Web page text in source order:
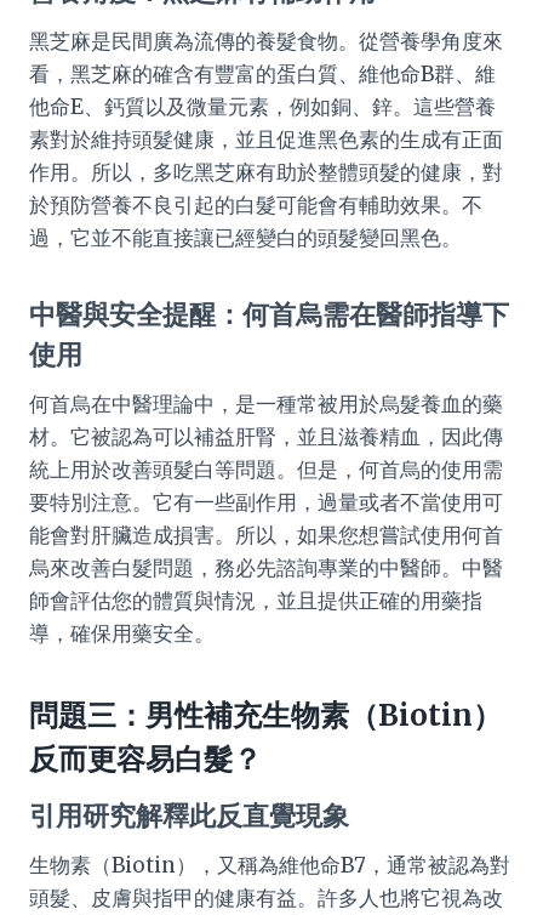
黑芝麻是民間廣為流傳的養髮食物。從營養學角度來
看，黑芝麻的確含有豐富的蛋白質、維他命B群、維
他命E、鈣質以及微量元素，例如銅、鋅。這些營養
素對於維持頭髮健康，並且促進黑色素的生成有正面
作用。所以，多吃黑芝麻有助於整體頭髮的健康，對
於預防營養不良引起的白髮可能會有輔助效果。不
過，它並不能直接讓已經變白的頭髮變回黑色。
中醫與安全提醒：何首烏需在醫師指導下
使用
何首烏在中醫理論中，是一種常被用於烏髮養血的藥
材。它被認為可以補益肝腎，並且滋養精血，因此傳
統上用於改善頭髮白等問題。但是，何首烏的使用需
要特別注意。它有一些副作用，過量或者不當使用可
能會對肝臟造成損害。所以，如果您想嘗試使用何首
烏來改善白髮問題，務必先諮詢專業的中醫師。中醫
師會評估您的體質與情況，並且提供正確的用藥指
導，確保用藥安全。
問題三：男性補充生物素（Biotin）
反而更容易白髮？
引用研究解釋此反直覺現象
生物素（Biotin），又稱為維他命B7，通常被認為對
頭髮、皮膚與指甲的健康有益。許多人也將它視為改